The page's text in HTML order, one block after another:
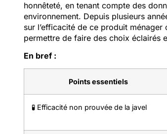
honnêteté, en tenant compte des
environnement. Depuis plusieurs
sur l’efficacité de ce produit
permettre de faire des choix éclairés
En bref :
Points essentiels
🧪 Efficacité non prouvée de la javel